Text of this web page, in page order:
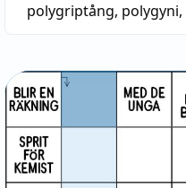
polygriptång, polygyni,